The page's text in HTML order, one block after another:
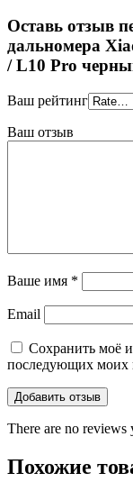
Оставь отзыв
дальномера
/ L10 Pro
Ваш рейтинг
Ваш отзыв
Ваше имя *
Email
Сохранить моё
последующих моих
There are no reviews
Похожие